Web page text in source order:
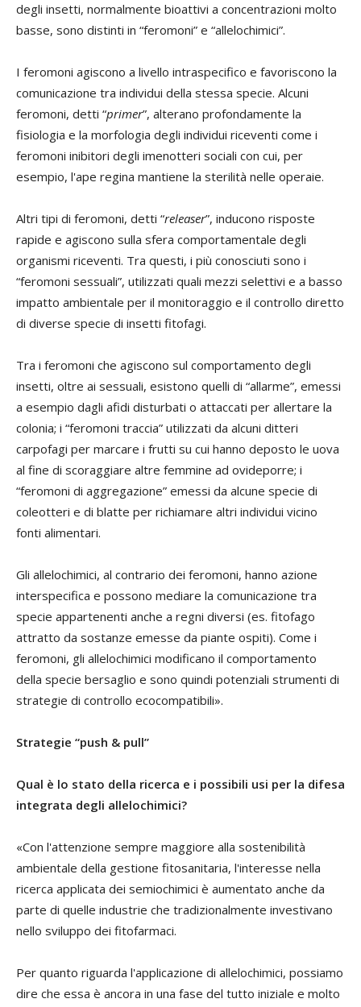
degli insetti, normalmente bioattivi a concentrazioni molto
basse, sono distinti in “feromoni” e “allelochimici”.
I feromoni agiscono a livello intraspecifico e favoriscono la
comunicazione tra individui della stessa specie. Alcuni
feromoni, detti “primer”, alterano profondamente la
fisiologia e la morfologia degli individui riceventi come i
feromoni inibitori degli imenotteri sociali con cui, per
esempio, l'ape regina mantiene la sterilità nelle operaie.
Altri tipi di feromoni, detti “releaser”, inducono risposte
rapide e agiscono sulla sfera comportamentale degli
organismi riceventi. Tra questi, i più conosciuti sono i
“feromoni sessuali”, utilizzati quali mezzi selettivi e a basso
impatto ambientale per il monitoraggio e il controllo diretto
di diverse specie di insetti fitofagi.
Tra i feromoni che agiscono sul comportamento degli
insetti, oltre ai sessuali, esistono quelli di “allarme”, emessi
a esempio dagli afidi disturbati o attaccati per allertare la
colonia; i “feromoni traccia” utilizzati da alcuni ditteri
carpofagi per marcare i frutti su cui hanno deposto le uova
al fine di scoraggiare altre femmine ad ovideporre; i
“feromoni di aggregazione” emessi da alcune specie di
coleotteri e di blatte per richiamare altri individui vicino
fonti alimentari.
Gli allelochimici, al contrario dei feromoni, hanno azione
interspecifica e possono mediare la comunicazione tra
specie appartenenti anche a regni diversi (es. fitofago
attratto da sostanze emesse da piante ospiti). Come i
feromoni, gli allelochimici modificano il comportamento
della specie bersaglio e sono quindi potenziali strumenti di
strategie di controllo ecocompatibili».
Strategie “push & pull”
Qual è lo stato della ricerca e i possibili usi per la difesa
integrata degli allelochimici?
«Con l'attenzione sempre maggiore alla sostenibilità
ambientale della gestione fitosanitaria, l'interesse nella
ricerca applicata dei semiochimici è aumentato anche da
parte di quelle industrie che tradizionalmente investivano
nello sviluppo dei fitofarmaci.
Per quanto riguarda l'applicazione di allelochimici, possiamo
dire che essa è ancora in una fase del tutto iniziale e molto